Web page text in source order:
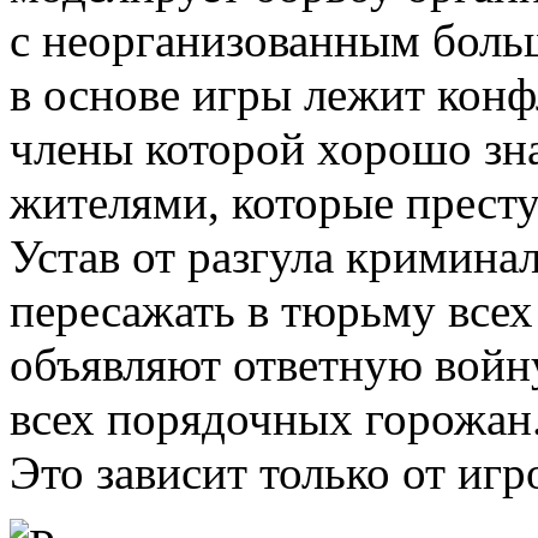
с неорганизованным
в основе игры лежит
члены которой хорошо
жителями, которые
Устав от разгула
пересажать в тюрьму
объявляют ответную
всех порядочных
Это зависит только от